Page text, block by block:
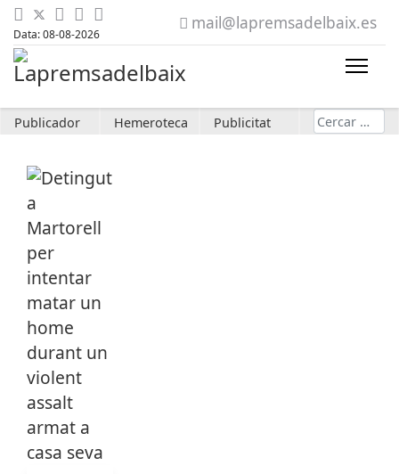
Data: 08-08-2026
mail@lapremsadelbaix.es
Publicador Hemeroteca Publicitat Cerca